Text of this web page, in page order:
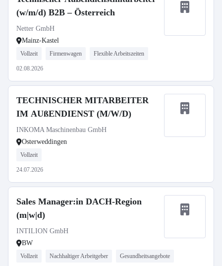
(w/m/d) B2B – Österreich
Netter GmbH
Mainz-Kastel
Vollzeit Firmenwagen Flexible Arbeitszeiten
02.08.2026
TECHNISCHER MITARBEITER
IM AUßENDIENST (M/W/D)
INKOMA Maschinenbau GmbH
Osterweddingen
Vollzeit
24.07.2026
Sales Manager:in DACH-Region
(m|w|d)
INTILION GmbH
BW
Vollzeit Nachhaltiger Arbeitgeber Gesundheitsangebote